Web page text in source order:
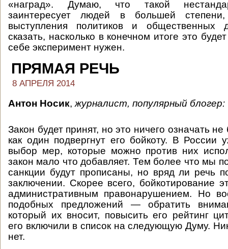
«наград». Думаю, что такой
заинтересует людей в большей
выступления политиков и общественных
сказать, насколько в конечном итоге это
себе эксперимент нужен.
ПРЯМАЯ РЕЧЬ
8 АПРЕЛЯ 2014
Антон Носик, журналист, популярный блогер:
Закон будет принят, но это ничего означать
как один подвергнут его бойкоту. В России
выбор мер, которые можно против них
закон мало что добавляет. Тем более что мы
санкции будут прописаны, но вряд ли речь
заключении. Скорее всего, бойкотирование
административным правонарушением. Но
подобных предложений — обратить
который их вносит, повысить его рейтинг
его включили в список на следующую Думу.
нет.